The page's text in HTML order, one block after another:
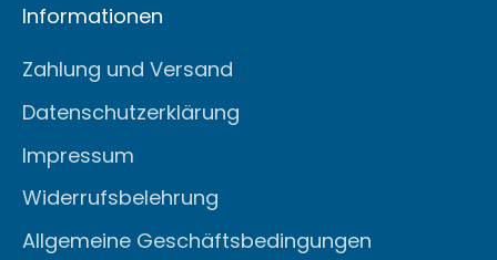
Informationen
Zahlung und Versand
Datenschutzerklärung
Impressum
Widerrufsbelehrung
Allgemeine Geschäftsbedingungen